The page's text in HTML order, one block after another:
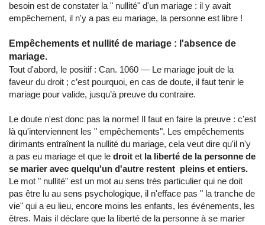
besoin est de constater la " nullité" d'un mariage : il y avait
empêchement, il n'y a pas eu mariage, la personne est libre !
Empêchements et nullité de mariage : l'absence de
mariage.
Tout d'abord, le positif : Can. 1060 — Le mariage jouit de la
faveur du droit ; c’est pourquoi, en cas de doute, il faut tenir le
mariage pour valide, jusqu’à preuve du contraire.
Le doute n'est donc pas la norme! Il faut en faire la preuve : c'est
là qu'interviennent les " empêchements". Les empêchements
dirimants entraînent la nullité du mariage, cela veut dire qu'il n'y
a pas eu mariage et que le droit et la liberté de la personne de
se marier avec quelqu'un d'autre restent pleins et entiers.
Le mot " nullité" est un mot au sens très particulier qui ne doit
pas être lu au sens psychologique, il n'efface pas " la tranche de
vie" qui a eu lieu, encore moins les enfants, les événements, les
êtres. Mais il déclare que la liberté de la personne à se marier